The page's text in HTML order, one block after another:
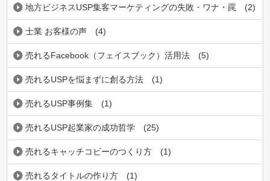
地方ビジネスUSP集客マーケティングの失敗・ワナ・罠 (2)
士業 お客様の声 (4)
売れるFacebook（フェイスブック）活用法 (5)
売れるUSPを悩まずに創る方法 (1)
売れるUSP事例集 (1)
売れるUSP起業家の成功哲学 (25)
売れるキャッチコビーのつくり方 (1)
売れるタイトルの作り方 (1)